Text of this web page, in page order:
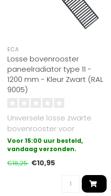
ECA
Losse bovenrooster
paneelradiator type 11 -
1200 mm - Kleur Zwart (RAL
9005)
Universele losse zwarte
bovenrooster voor
paneelradiatoren
uitgevoerd in type 11..
Voor 15:00 uur besteld,
vandaag verzonden.
€18,25 €10,95